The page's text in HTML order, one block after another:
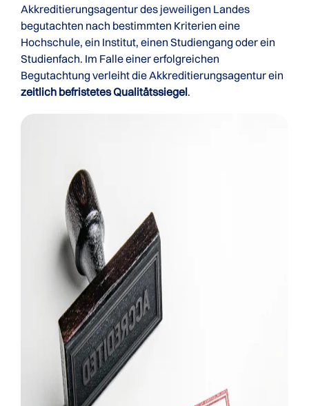
Akkreditierungsagentur des jeweiligen Landes
begutachten nach bestimmten Kriterien eine
Hochschule, ein Institut, einen Studiengang oder ein
Studienfach. Im Falle einer erfolgreichen
Begutachtung verleiht die Akkreditierungsagentur ein
zeitlich befristetes Qualitätssiegel.